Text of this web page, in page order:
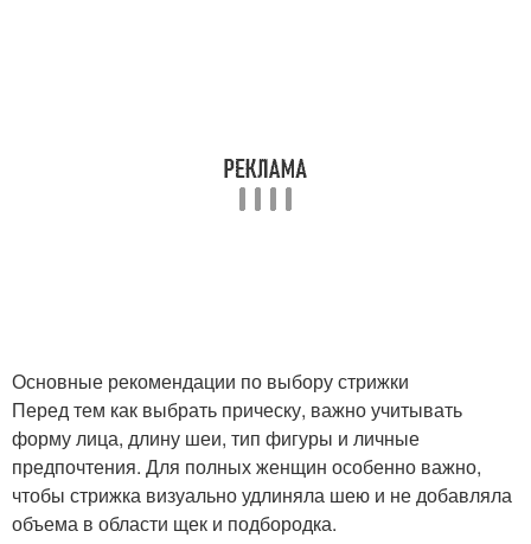
Основные рекомендации по выбору стрижки
Перед тем как выбрать прическу, важно учитывать
форму лица, длину шеи, тип фигуры и личные
предпочтения. Для полных женщин особенно важно,
чтобы стрижка визуально удлиняла шею и не добавляла
объема в области щек и подбородка.